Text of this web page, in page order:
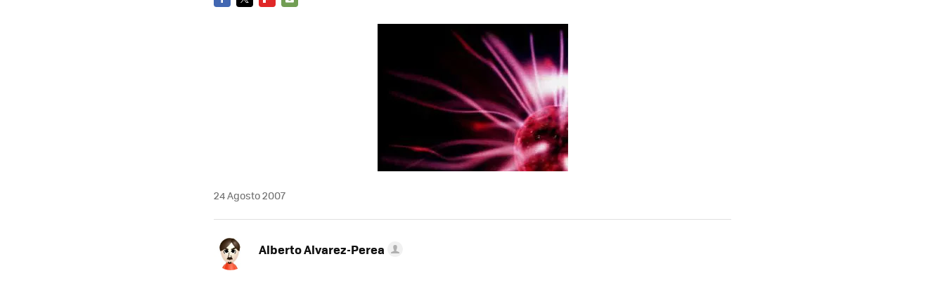
24 Agosto 2007
Alberto Alvarez-Perea